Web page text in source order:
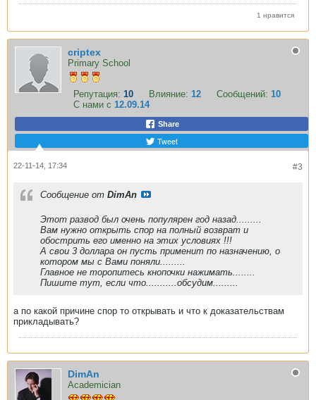
1 нравится
criptex
Primary School
Репутация: 10 Влияние: 12 Сообщений: 10
С нами с 12.09.14
Share
Tweet
#3
22-11-14, 17:34
Сообщение от DimAn
Этот развод был очень популярен год назад.........
Вам нужно открыть спор на полный возврат и
обострить его именно на этих условиях !!!
А свои 3 доллара он пусть применит по назначению, о
котором мы с Вами поняли.........
Главное не торопитесь кнопочки нажимать........
Пишите тут, если что...........обсудим.........
а по какой причине спор то открывать и что к доказательствам
прикладывать?
DimAn
Academician